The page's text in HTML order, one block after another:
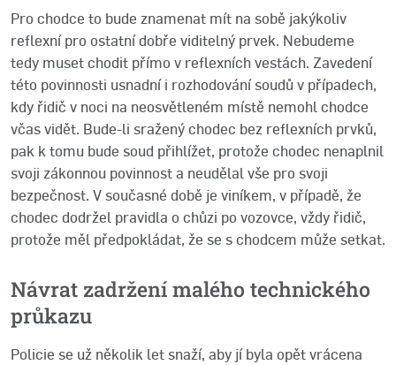
Pro chodce to bude znamenat mít na sobě jakýkoliv
reflexní pro ostatní dobře viditelný prvek. Nebudeme
tedy muset chodit přímo v reflexních vestách. Zavedení
této povinnosti usnadní i rozhodování soudů v případech,
kdy řidič v noci na neosvětleném místě nemohl chodce
včas vidět. Bude-li sražený chodec bez reflexních prvků,
pak k tomu bude soud přihlížet, protože chodec nenaplnil
svoji zákonnou povinnost a neudělal vše pro svoji
bezpečnost. V současné době je viníkem, v případě, že
chodec dodržel pravidla o chůzi po vozovce, vždy řidič,
protože měl předpokládat, že se s chodcem může setkat.
Návrat zadržení malého technického
průkazu
Policie se už několik let snaží, aby jí byla opět vrácena